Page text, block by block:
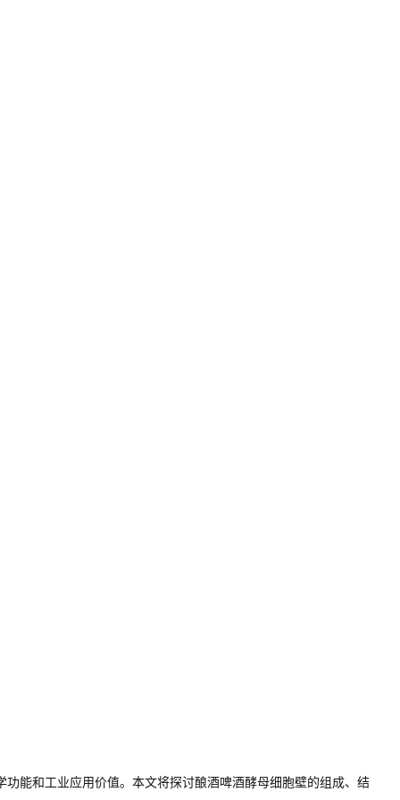
能和工业应用价值。本文将探讨酿酒啤酒酵母细胞壁的组成、结